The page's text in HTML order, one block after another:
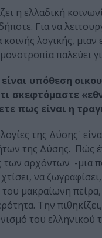
η ελλαδική
Για να
λογικής,
παλεύει
υπόθεση
σκεφτόμαστε
πως είναι η
της Δύσης˙
της Δύσης. Πώς
αρχόντων -μια
να
μακραίωνη
Την
του